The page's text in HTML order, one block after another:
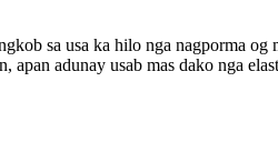
sa usa ka hilo nga nagporma
apan adunay usab mas dako nga